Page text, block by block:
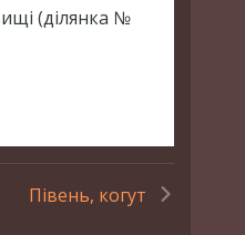
(ділянка №
Півень, когут